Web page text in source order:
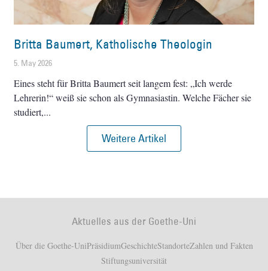
Britta Baumert, Katholische Theologin
5. May 2026
Eines steht für Britta Baumert seit langem fest: „Ich werde
Lehrerin!“ weiß sie schon als Gymnasiastin. Welche Fächer sie
studiert,
Weitere Artikel
Aktuelles aus der Goethe-Uni
Über die Goethe-UniPräsidiumGeschichteStandorteZahlen und Fakten
Stiftungsuniversität